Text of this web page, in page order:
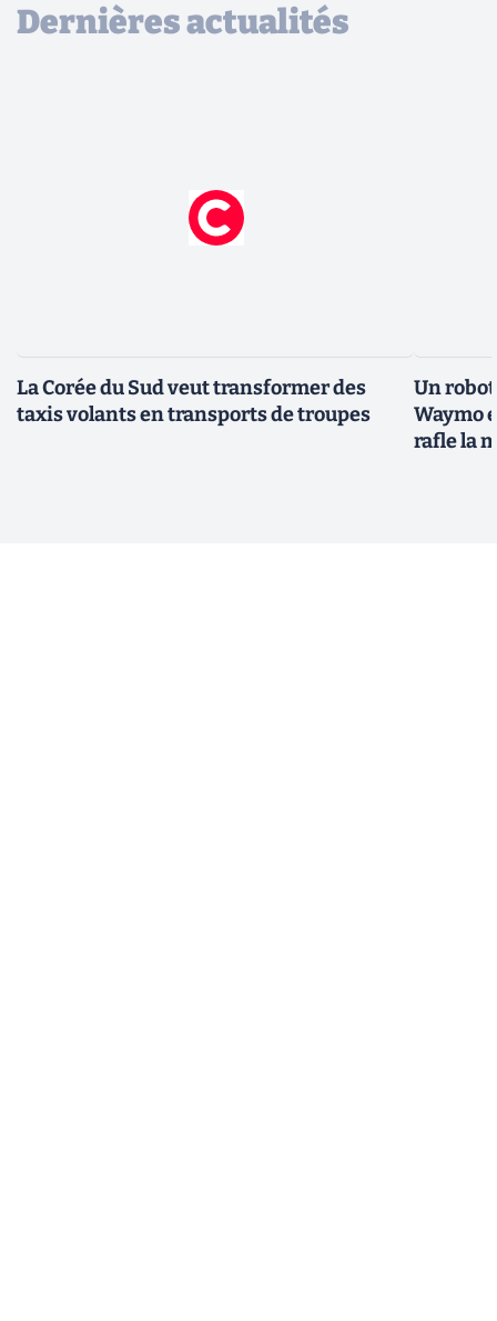
Dernières actualités
La Corée du Sud veut transformer des
taxis volants en transports de troupes
Un
Waymo
rafle la